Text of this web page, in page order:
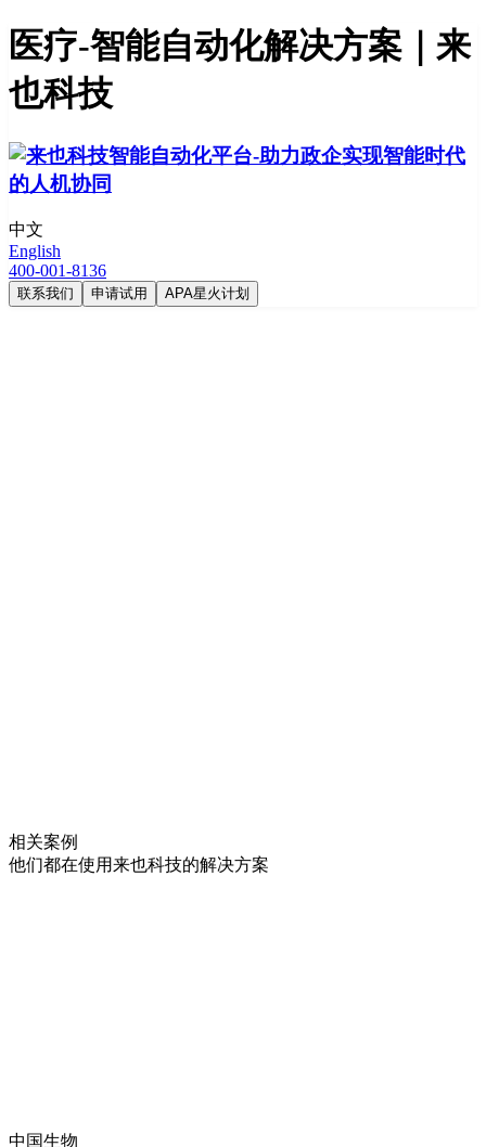
医疗-智能自动化解决方案｜来
也科技
中文
English
400-001-8136
联系我们 申请试用 APA星火计划
相关案例
他们都在使用来也科技的解决方案
中国生物